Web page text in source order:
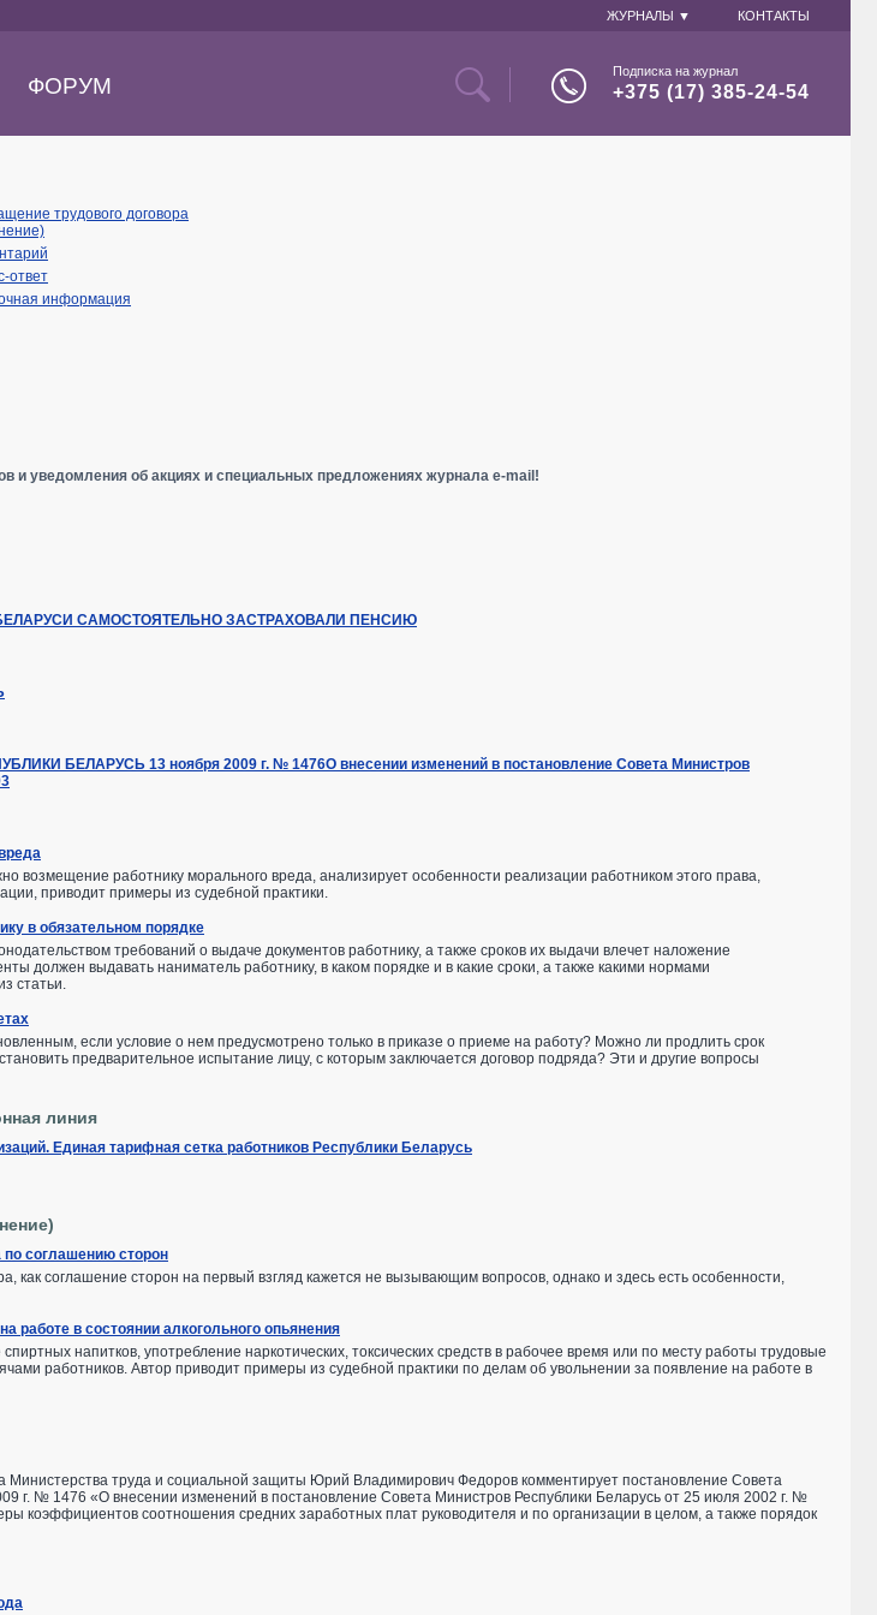
ЖУРНАЛЫ ▼ КОНТАКТЫ
ФОРУМ
Подписка на журнал
+375 (17) 385-24-54
трудового договора
ответ
информация
и уведомления об акциях и специальных предложениях журнала e-mail!
САМОСТОЯТЕЛЬНО ЗАСТРАХОВАЛИ ПЕНСИЮ
БЕЛАРУСЬ 13 ноября 2009 г. № 1476О внесении изменений в постановление Совета Министров
возмещение работнику морального вреда, анализирует особенности реализации работником этого права,
приводит примеры из судебной практики.
в обязательном порядке
требований о выдаче документов работнику, а также сроков их выдачи влечет наложение
должен выдавать наниматель работнику, в каком порядке и в какие сроки, а также какими нормами
статьи.
если условие о нем предусмотрено только в приказе о приеме на работу? Можно ли продлить срок
предварительное испытание лицу, с которым заключается договор подряда? Эти и другие вопросы
линия
Единая тарифная сетка работников Республики Беларусь
по соглашению сторон
как соглашение сторон на первый взгляд кажется не вызывающим вопросов, однако и здесь есть особенности,
работе в состоянии алкогольного опьянения
напитков, употребление наркотических, токсических средств в рабочее время или по месту работы трудовые
работников. Автор приводит примеры из судебной практики по делам об увольнении за появление на работе в
Министерства труда и социальной защиты Юрий Владимирович Федоров комментирует постановление Совета
г. № 1476 «О внесении изменений в постановление Совета Министров Республики Беларусь от 25 июля 2002 г. №
коэффициентов соотношения средних заработных плат руководителя и по организации в целом, а также порядок